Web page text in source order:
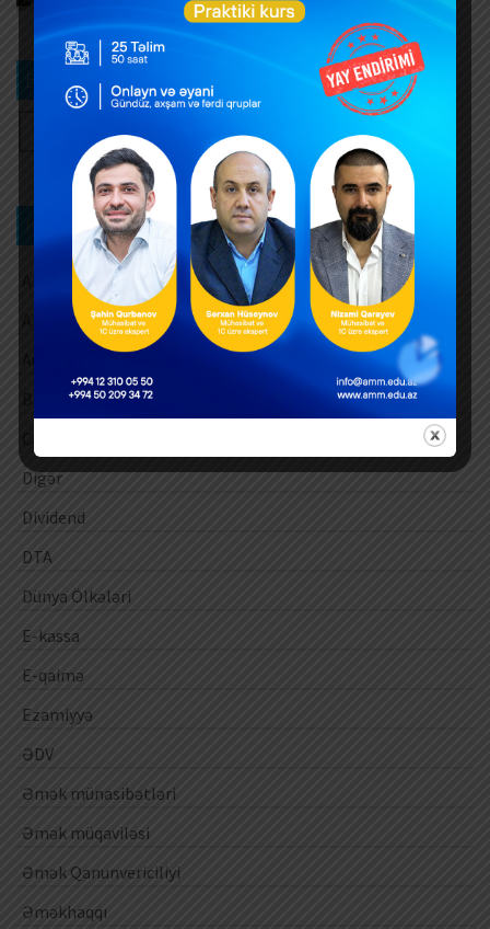
Bizi izləyin
Kateqoriya üzrə axtarış
Aksiz vergisi
Amortizasiya ayırmaları
Barter əməliyyatları
Digər
Dividend
DTA
Dünya Ölkələri
E-kassa
E-qaimə
Ezamiyyə
ƏDV
Əmək münasibətləri
Əmək müqaviləsi
Əmək Qanunvericiliyi
Əməkhaqqı